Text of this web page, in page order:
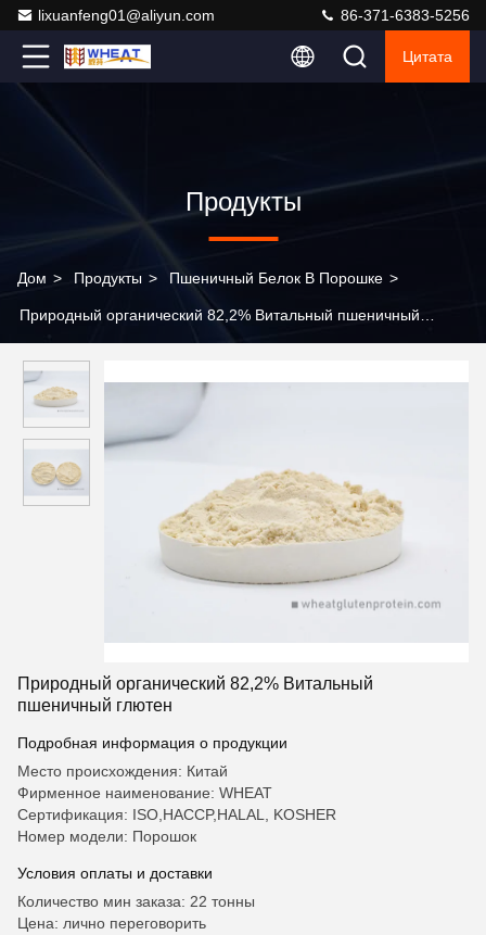
lixuanfeng01@aliyun.com 86-371-6383-5256
Цитата
Продукты
Дом > Продукты > Пшеничный Белок В Порошке >
Природный органический 82,2% Витальный пшеничный
Природный органический 82,2% Витальный
пшеничный глютен
Подробная информация о продукции
Место происхождения: Китай
Фирменное наименование: WHEAT
Сертификация: ISO,HACCP,HALAL, KOSHER
Номер модели: Порошок
Условия оплаты и доставки
Количество мин заказа: 22 тонны
Цена: лично переговорить